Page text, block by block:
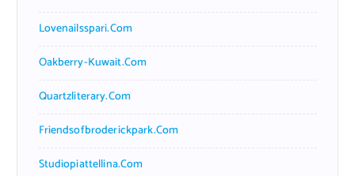
Lovenailsspari.com
Oakberry-Kuwait.com
Quartzliterary.com
Friendsofbroderickpark.com
Studiopiattellina.com